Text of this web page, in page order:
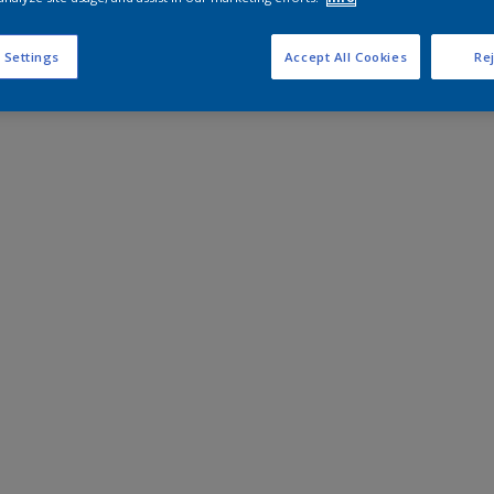
Settings Accept All Cookies